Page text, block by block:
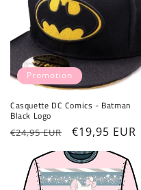
Promotion
Casquette DC Comics - Batman
Black Logo
Prix
€24,95 EUR
Prix
€19,95 EUR